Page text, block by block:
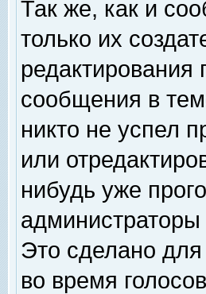
Так же, как и
только их
редактирования
сообщения в
никто не успел
или
нибудь уже
администраторы
Это сделано
во время